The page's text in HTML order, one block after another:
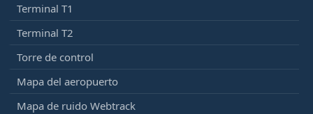
Terminal T1
Terminal T2
Torre de control
Mapa del aeropuerto
Mapa de ruido Webtrack